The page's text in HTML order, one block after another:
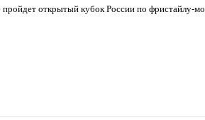
открытый кубок России по фристайлу-